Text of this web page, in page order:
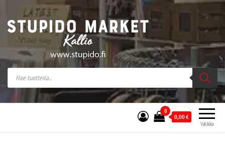
Stupido Market – verkossa ja kivijalassa
Stupido Market on vaihtoehtomusaan
erikoistunut verkko- sekä
kivijalkakauppa Helsingissä Kallion
sydämessä.
Valikko
0
0,00€